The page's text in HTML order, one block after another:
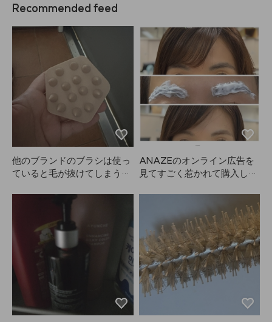
Recommended feed
他のブランドのブラシは使っ
ていると毛が抜けてしまうこ
Eのこれは一体型なのでとて
も使い続けてみます！
ANAZEのオンライン広告を
見てすごく惹かれて購入しま
ていますが、眉毛は元々真っ
黒。自分で眉毛を染めると量
の調整が難しいのですが、こ
れは個包装になっていて量の
コントロールがとても簡単！
発色も抜群で、明るすぎず暗
すぎず、理想的なブラウンで
す🤎